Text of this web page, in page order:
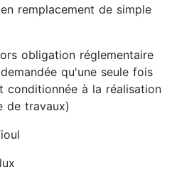
remplacement de simple
obligation réglementaire
qu'une seule fois
conditionnée à la réalisation
de travaux)